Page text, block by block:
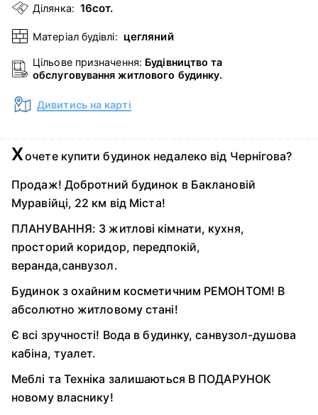
Ділянка: 16сот.
Матеріал будівлі: цегляний
Цільове призначення: Будівництво та
обслуговування житлового будинку.
Дивитись на карті
Хочете купити будинок недалеко від Чернігова?
Продаж! Добротний будинок в Баклановій
Муравійці, 22 км від Міста!
ПЛАНУВАННЯ: 3 житлові кімнати, кухня,
просторий коридор, передпокій,
веранда,санвузол.
Будинок з охайним косметичним РЕМОНТОМ! В
абсолютно житловому стані!
Є всі зручності! Вода в будинку, санвузол-душова
кабіна, туалет.
Меблі та Техніка залишаються В ПОДАРУНОК
новому власнику!